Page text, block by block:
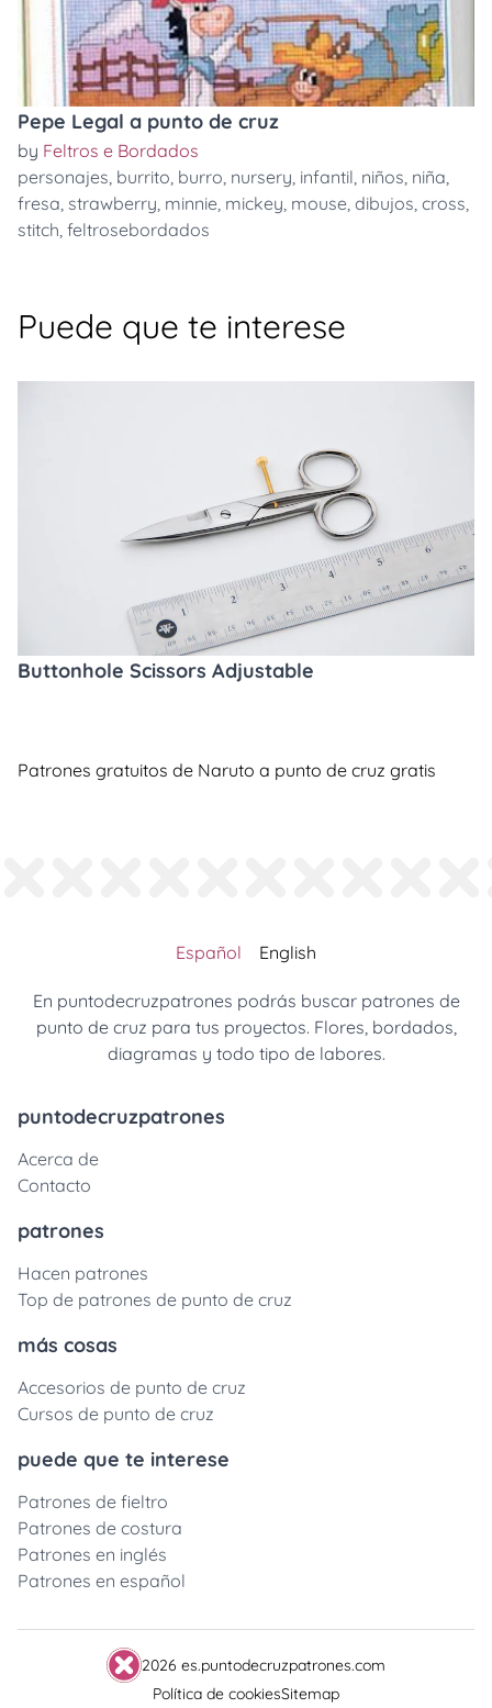
Pepe Legal a punto de cruz
by Feltros e Bordados
personajes, burrito, burro, nursery, infantil, niños, niña,
fresa, strawberry, minnie, mickey, mouse, dibujos, cross,
stitch, feltrosebordados
Puede que te interese
Buttonhole Scissors Adjustable
Patrones gratuitos de Naruto a punto de cruz gratis
Español English
En puntodecruzpatrones podrás buscar patrones de
punto de cruz para tus proyectos. Flores, bordados,
diagramas y todo tipo de labores.
puntodecruzpatrones
Acerca de
Contacto
patrones
Hacen patrones
Top de patrones de punto de cruz
más cosas
Accesorios de punto de cruz
Cursos de punto de cruz
puede que te interese
Patrones de fieltro
Patrones de costura
Patrones en inglés
Patrones en español
2026 es.puntodecruzpatrones.com
Política de cookiesSitemap